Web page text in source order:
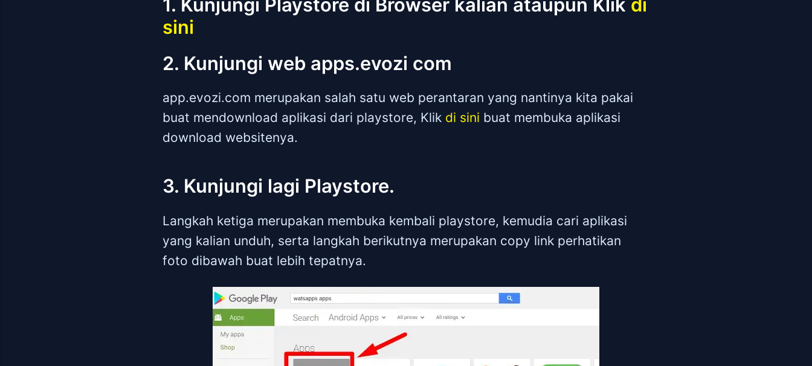
1. Kunjungi Playstore di Browser kalian ataupun Klik di
sini
2. Kunjungi web apps.evozi com
app.evozi.com merupakan salah satu web perantaran yang nantinya kita pakai
buat mendownload aplikasi dari playstore, Klik di sini buat membuka aplikasi
download websitenya.
3. Kunjungi lagi Playstore.
Langkah ketiga merupakan membuka kembali playstore, kemudia cari aplikasi
yang kalian unduh, serta langkah berikutnya merupakan copy link perhatikan
foto dibawah buat lebih tepatnya.